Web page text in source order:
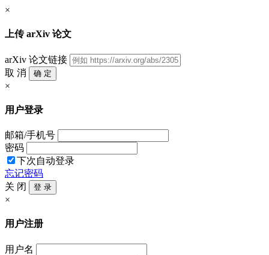
×
上传 arXiv 论文
arXiv 论文链接
取 消
确 定
×
用户登录
邮箱/手机号
密码
下次自动登录
忘记密码
关 闭
登 录
×
用户注册
用户名